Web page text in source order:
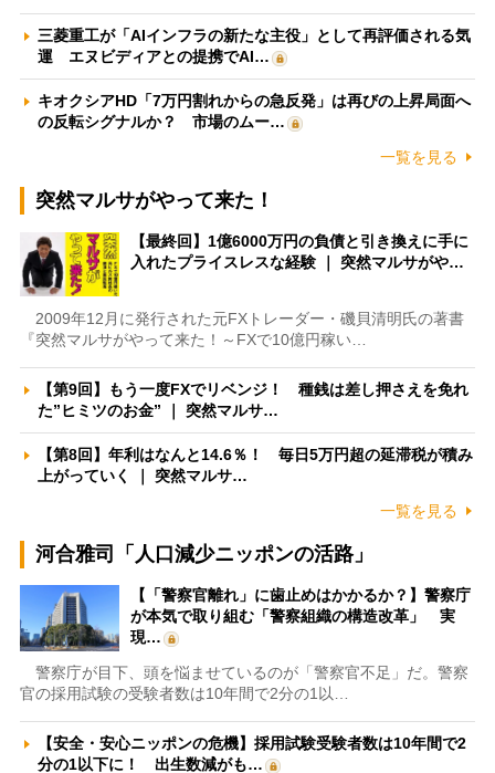
三菱重工が「AIインフラの新たな主役」として再評価される気
運 エヌビディアとの提携でAI…
キオクシアHD「7万円割れからの急反発」は再びの上昇局面へ
の反転シグナルか？ 市場のムー…
一覧を見る
突然マルサがやって来た！
【最終回】1億6000万円の負債と引き換えに手に
入れたプライスレスな経験 ｜ 突然マルサがや…
2009年12月に発行された元FXトレーダー・磯貝清明氏の著書
『突然マルサがやって来た！～FXで10億円稼い…
【第9回】もう一度FXでリベンジ！ 種銭は差し押さえを免れ
た”ヒミツのお金” ｜ 突然マルサ…
【第8回】年利はなんと14.6％！ 毎日5万円超の延滞税が積み
上がっていく ｜ 突然マルサ…
一覧を見る
河合雅司「人口減少ニッポンの活路」
【「警察官離れ」に歯止めはかかるか？】警察庁
が本気で取り組む「警察組織の構造改革」 実
現…
警察庁が目下、頭を悩ませているのが「警察官不足」だ。警察
官の採用試験の受験者数は10年間で2分の1以…
【安全・安心ニッポンの危機】採用試験受験者数は10年間で2
分の1以下に！ 出生数減がも…